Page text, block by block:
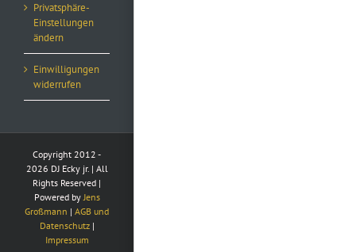
Privatsphäre-
Einstellungen
ändern
Einwilligungen
widerrufen
Copyright 2012 -
2026 DJ Ecky jr. | All
Rights Reserved |
Powered byJens
Großmann | AGB und
Datenschutz|
Impressum